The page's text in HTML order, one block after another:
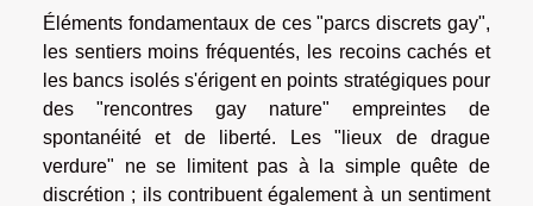
Éléments fondamentaux de ces "parcs discrets gay",
les sentiers moins fréquentés, les recoins cachés et
les bancs isolés s'érigent en points stratégiques pour
des "rencontres gay nature" empreintes de
spontanéité et de liberté. Les "lieux de drague
verdure" ne se limitent pas à la simple quête de
discrétion ; ils contribuent également à un sentiment